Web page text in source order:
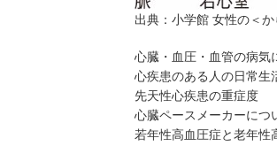
出典： 小学館 女性の＜
心臓・血圧・血管の病気
心疾患のある人の日常生
先天性心疾患の重症度
心臓ペースメーカーにつ
若年性高血圧症と老年性